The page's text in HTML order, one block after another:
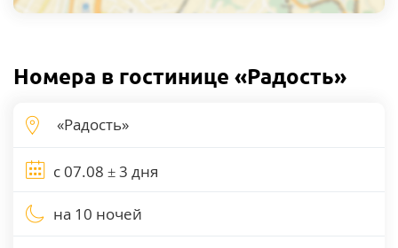
Номера в гостинице «Радость»
на 10 ночей